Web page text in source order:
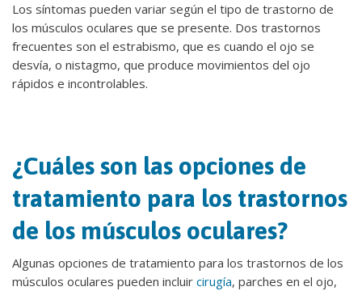
Los síntomas pueden variar según el tipo de trastorno de
los músculos oculares que se presente. Dos trastornos
frecuentes son el estrabismo, que es cuando el ojo se
desvía, o nistagmo, que produce movimientos del ojo
rápidos e incontrolables.
¿Cuáles son las opciones de
tratamiento para los trastornos
de los músculos oculares?
Algunas opciones de tratamiento para los trastornos de los
músculos oculares pueden incluir cirugía, parches en el ojo,